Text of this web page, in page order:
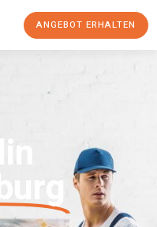
ANGEBOT ERHALTEN